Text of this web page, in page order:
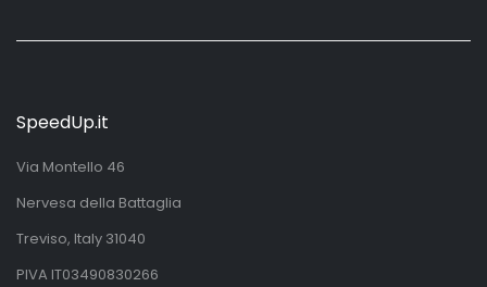
SpeedUp.it
Via Montello 46
Nervesa della Battaglia
Treviso, Italy 31040
PIVA IT03490830266